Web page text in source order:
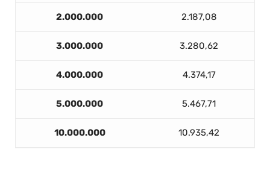
2.000.000 2.187,08
3.000.000 3.280,62
4.000.000 4.374,17
5.000.000 5.467,71
10.000.000 10.935,42